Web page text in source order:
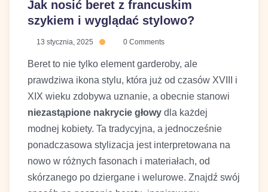
Moda
Jak nosić beret z francuskim
szykiem i wyglądać stylowo?
13 stycznia, 2025 0 Comments
Beret to nie tylko element garderoby, ale
prawdziwa ikona stylu, która już od czasów
XVIII i XIX wieku zdobywa uznanie, a obecnie
stanowiniezastąpione nakrycie głowydla
każdej modnej kobiety. Ta tradycyjna, a
jednocześnie ponadczasowa stylizacja jest
interpretowana na nowo w różnych fasonach